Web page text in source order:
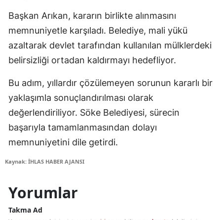
Başkan Arıkan, kararın birlikte alınmasını
memnuniyetle karşıladı. Belediye, mali yükü
azaltarak devlet tarafından kullanılan mülklerdeki
belirsizliği ortadan kaldırmayı hedefliyor.
Bu adım, yıllardır çözülemeyen sorunun kararlı bir
yaklaşımla sonuçlandırılması olarak
değerlendiriliyor. Söke Belediyesi, sürecin
başarıyla tamamlanmasından dolayı
memnuniyetini dile getirdi.
Kaynak: İHLAS HABER AJANSI
Yorumlar
Takma Ad